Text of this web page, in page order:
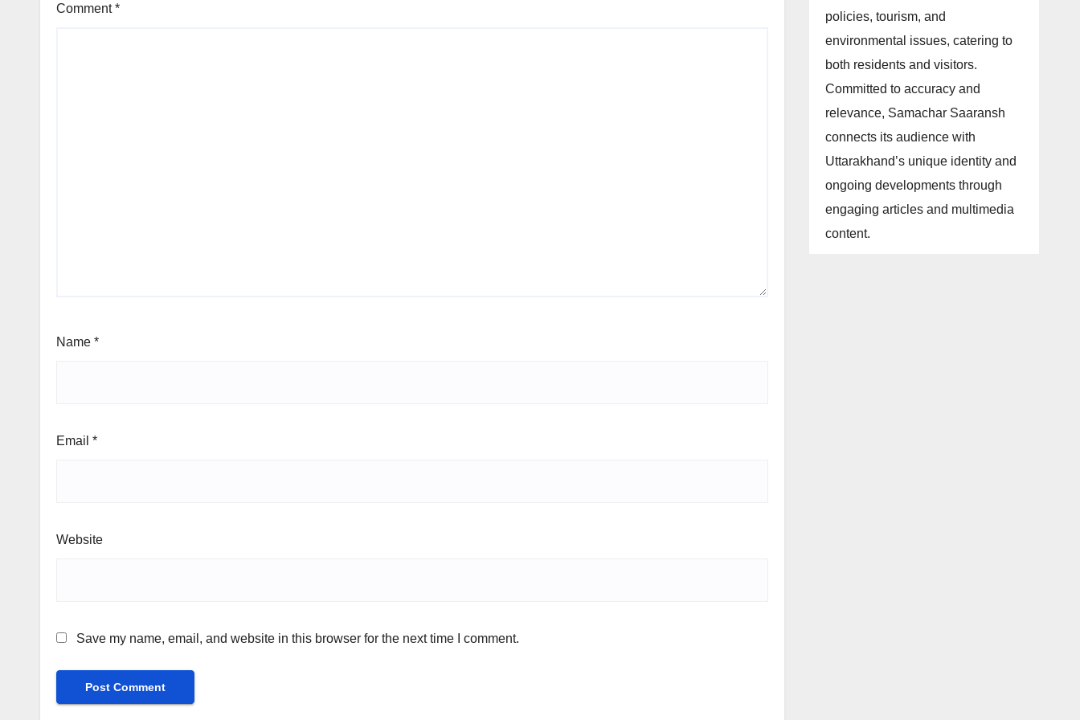
Comment*
Name *
Email *
Website
Save my name, email, and website in this browser for the next time I comment.
policies, tourism, and
environmental issues, catering to
both residents and visitors.
Committed to accuracy and
relevance, Samachar Saaransh
connects its audience with
Uttarakhand’s unique identity and
ongoing developments through
engaging articles and multimedia
content.